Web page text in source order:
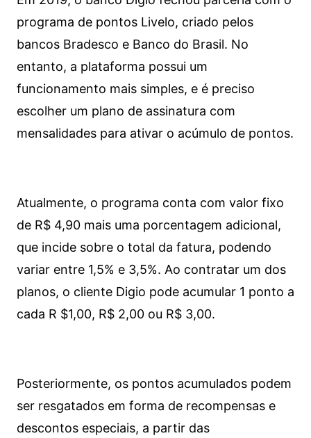
programa de pontos Livelo, criado pelos
bancos Bradesco e Banco do Brasil. No
entanto, a plataforma possui um
funcionamento mais simples, e é preciso
escolher um plano de assinatura com
mensalidades para ativar o acúmulo de pontos.
Atualmente, o programa conta com valor fixo
de R$ 4,90 mais uma porcentagem adicional,
que incide sobre o total da fatura, podendo
variar entre 1,5% e 3,5%. Ao contratar um dos
planos, o cliente Digio pode acumular 1 ponto a
cada R $1,00, R$ 2,00 ou R$ 3,00.
Posteriormente, os pontos acumulados podem
ser resgatados em forma de recompensas e
descontos especiais, a partir das